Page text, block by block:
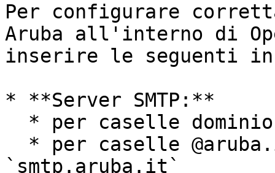
Per configurare
Aruba all'interno di
inserire le seguenti
* **Server SMTP:**
`smtp.aruba.it`